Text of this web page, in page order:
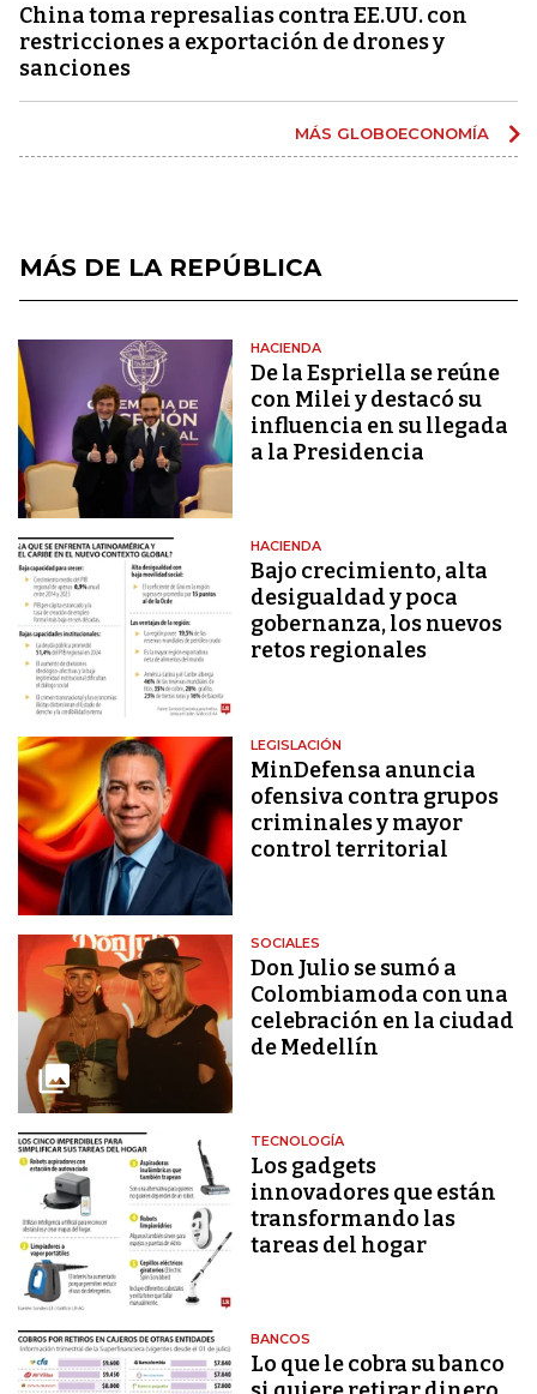
China toma represalias contra EE.UU. con
restricciones a exportación de drones y
sanciones
MÁS GLOBOECONOMÍA
MÁS DE LA REPÚBLICA
HACIENDA
De la Espriella se reúne
con Milei y destacó su
influencia en su llegada
a la Presidencia
HACIENDA
Bajo crecimiento, alta
desigualdad y poca
gobernanza, los nuevos
retos regionales
LEGISLACIÓN
MinDefensa anuncia
ofensiva contra grupos
criminales y mayor
control territorial
SOCIALES
Don Julio se sumó a
Colombiamoda con una
celebración en la ciudad
de Medellín
TECNOLOGÍA
Los gadgets
innovadores que están
transformando las
tareas del hogar
BANCOS
Lo que le cobra su banco